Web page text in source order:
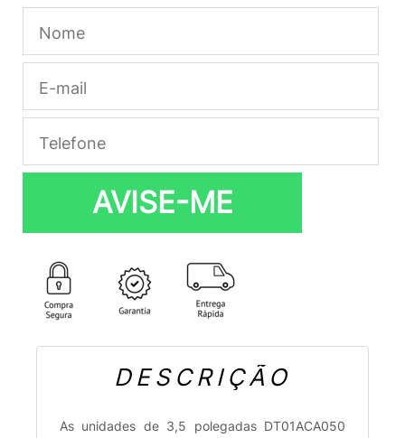
AVISE-ME
DESCRIÇÃO
As unidades de 3,5 polegadas DT01ACA050